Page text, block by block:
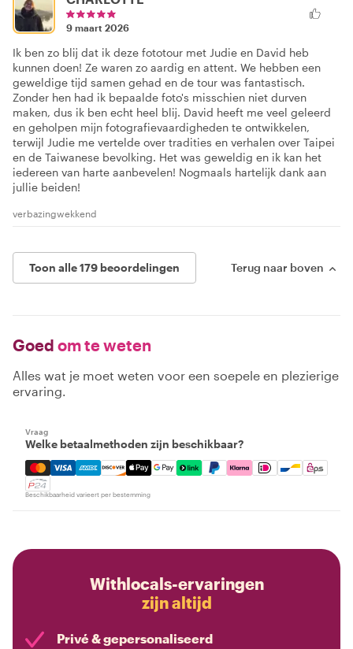
9 maart 2026
Ik ben zo blij dat ik deze fototour met Judie en David heb
kunnen doen! Ze waren zo aardig en attent. We hebben een
geweldige tijd samen gehad en de tour was fantastisch.
Zonder hen had ik bepaalde foto's misschien niet durven
maken, dus ik ben echt heel blij. David heeft me veel geleerd
en geholpen mijn fotografievaardigheden te ontwikkelen,
terwijl Judie me vertelde over tradities en verhalen over Taipei
en de Taiwanese bevolking. Het was geweldig en ik kan het
iedereen van harte aanbevelen! Nogmaals hartelijk dank aan
jullie beiden!
verbazingwekkend
Toon alle 179 beoordelingen Terug naar boven
Goed om te weten
Alles wat je moet weten voor een soepele en plezierige
ervaring.
Vraag
Welke betaalmethoden zijn beschikbaar?
Mastercard, Visa, Amex, Discover, Apple Pay, Google
Beschikbaarheid varieert per bestemming
Withlocals-ervaringen
zijn altijd
Privé & gepersonaliseerd